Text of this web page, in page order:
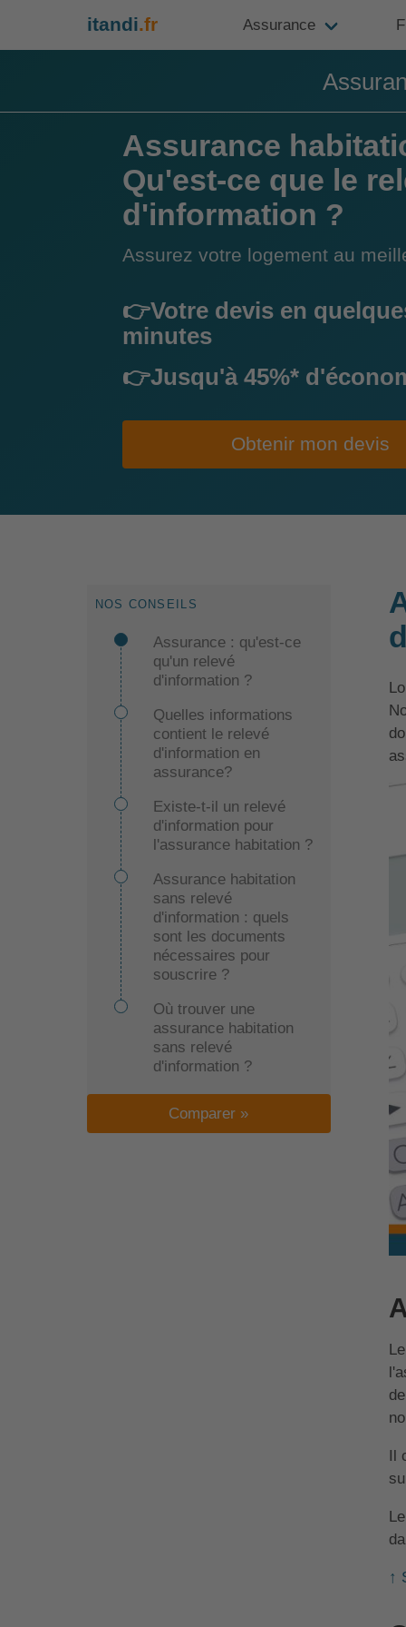
itandi.fr Assurance
Assurance
Qu'est-ce que le
d'information ?
Assurez votre logement au
👉Votre devis en
minutes
👉Jusqu'à 45%*
Obtenir mon devis
NOS CONSEILS
Assurance : qu'est-ce
qu'un relevé
d'information ?
Quelles informations
contient le relevé
d'information en
assurance?
Existe-t-il un relevé
d'information pour
l'assurance habitation ?
Assurance habitation
sans relevé
d'information : quels
sont les documents
nécessaires pour
souscrire ?
Où trouver une
assurance habitation
sans relevé
d'information ?
Comparer »
Il
↑